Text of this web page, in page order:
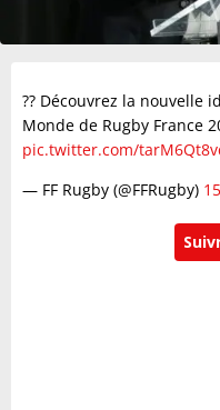
?? Découvrez la nouvelle
Monde de Rugby France
pic.twitter.com/
— FF Rugby (@FFRugby)